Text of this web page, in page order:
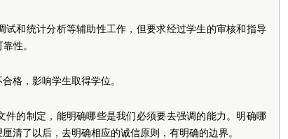
试和统计分析等辅助性工作，但要求经过学生的审核和指导
性。
格，影响学生取得学位。
件的制定，能明确哪些是我们必须要去强调的能力。明确哪
清了以后，去明确相应的诚信原则，有明确的边界。